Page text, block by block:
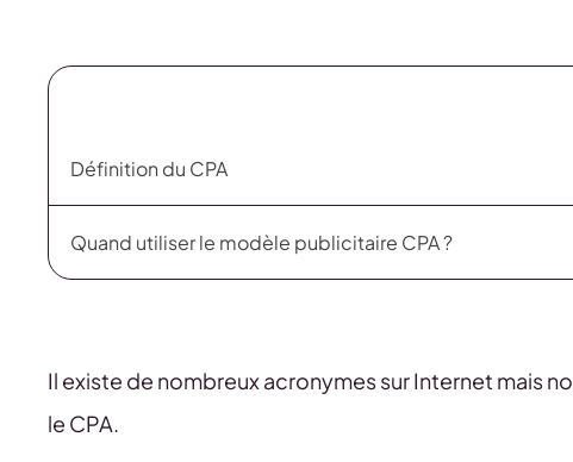
Définition du CPA
Quand utiliser le modèle publicitaire CPA ?
Il existe de nombreux acronymes sur Internet mais
le CPA.